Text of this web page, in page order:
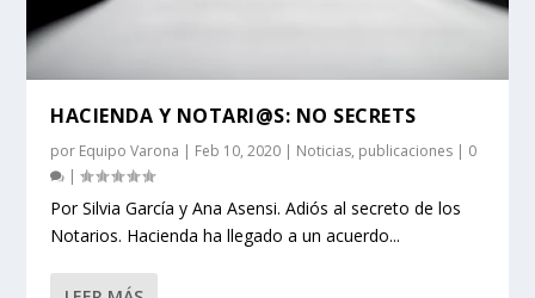
HACIENDA Y NOTARI@S: NO SECRETS
por Equipo Varona | Feb 10, 2020 | Noticias, publicaciones | 0
|
Por Silvia García y Ana Asensi. Adiós al secreto de los
Notarios. Hacienda ha llegado a un acuerdo...